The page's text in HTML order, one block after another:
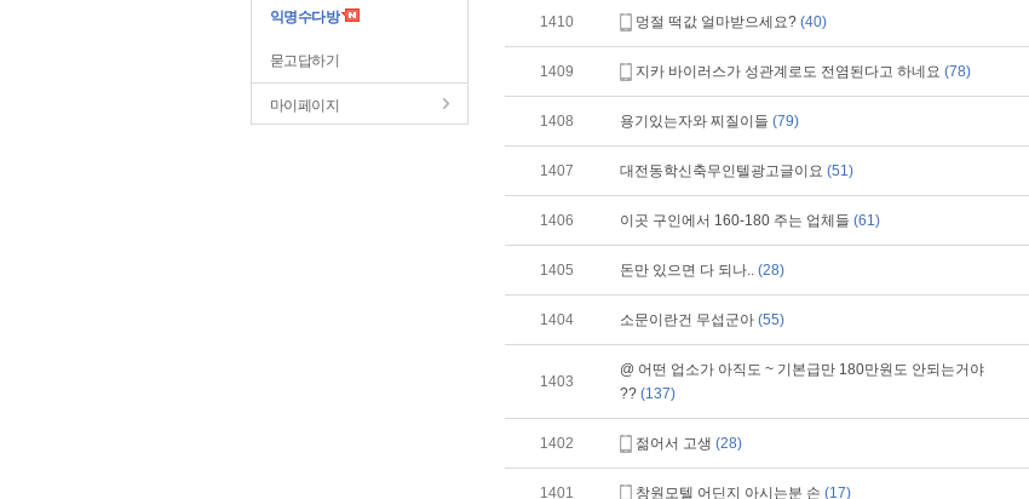
익명수다방
묻고답하기
마이페이지
1410 멍절 떡값 얼마받으세요? (40)
1409 지카 바이러스가 성관계로도 전염된다고 하네요 (78)
1408 용기있는자와 찌질이들 (79)
1407 대전동학신축무인텔광고글이요 (51)
1406 이곳 구인에서 160-180 주는 업체들 (61)
1405 돈만 있으면 다 되나.. (28)
1404 소문이란건 무섭군아 (55)
1403
@ 어떤 업소가 아직도 ~ 기본급만 180만원도 안되는거야
?? (137)
1402 젊어서 고생 (28)
1401 창원모텔 어딘지 아시는분 손 (17)